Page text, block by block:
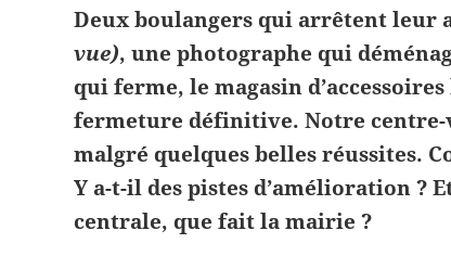
Deux boulangers qui arrêtent leur
vue), une photographe qui
qui ferme, le magasin
fermeture définitive. Notre centre-
malgré quelques belles réussites.
Y a-t-il des pistes d’amélioration ?
centrale, que fait la mairie ?